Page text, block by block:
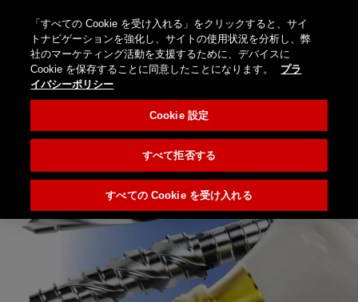
ン
ラ
イ
ン
ス
ア
ロ
グ
イ
登
ブロ
グ
（海
イ
ト）
お
問
い
わ
国
を
選
し
く
さ
Nobel
Biocare
検
索
Menu
夏季休業期間における営業対応のご
O
p
n
e
n
夏季休業期間中のお客様窓口および受注・出荷対
応についてご案内いたします。
詳細はこちら (PDF)
「すべての Cookie を受け入れる」をクリックすると、サイ
トナビゲーションを強化し、サイトの使用状況を分析し、弊
社のマーケティング活動を支援するために、デバイスに
Cookie を保存することに同意したことになります。
プラ
イバシーポリシー
Cookie 設定
すべて拒否する
すべての Cookie を受け入れる